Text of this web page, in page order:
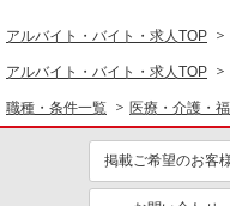
アルバイト・バイト・求人TOP
アルバイト・バイト・求人TOP
職種・条件一覧 医療・介護・
掲載ご希望のお客